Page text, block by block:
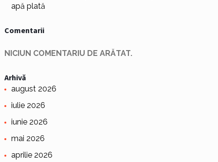
apă plată
Comentarii
NICIUN COMENTARIU DE ARĂTAT.
Arhivă
august 2026
iulie 2026
iunie 2026
mai 2026
aprilie 2026